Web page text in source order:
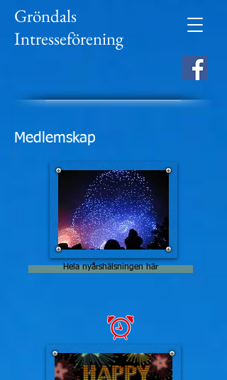
Gröndals
Intresseförening
Medlemskap
Hela nyårshälsningen här